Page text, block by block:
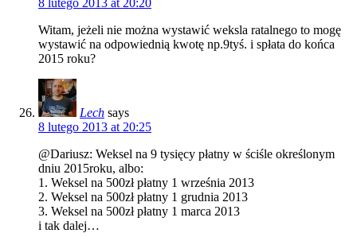
Witam, jeżeli nie można wystawić weksla ratalnego to mogę
wystawić na odpowiednią kwotę np.9tyś. i spłata do końca
2015 roku?
Lech says
8 lutego 2013 at 20:25
@Dariusz: Weksel na 9 tysięcy płatny w ściśle określonym
dniu 2015roku, albo:
1. Weksel na 500zł płatny 1 września 2013
2. Weksel na 500zł płatny 1 grudnia 2013
3. Weksel na 500zł płatny 1 marca 2013
i tak dalej…